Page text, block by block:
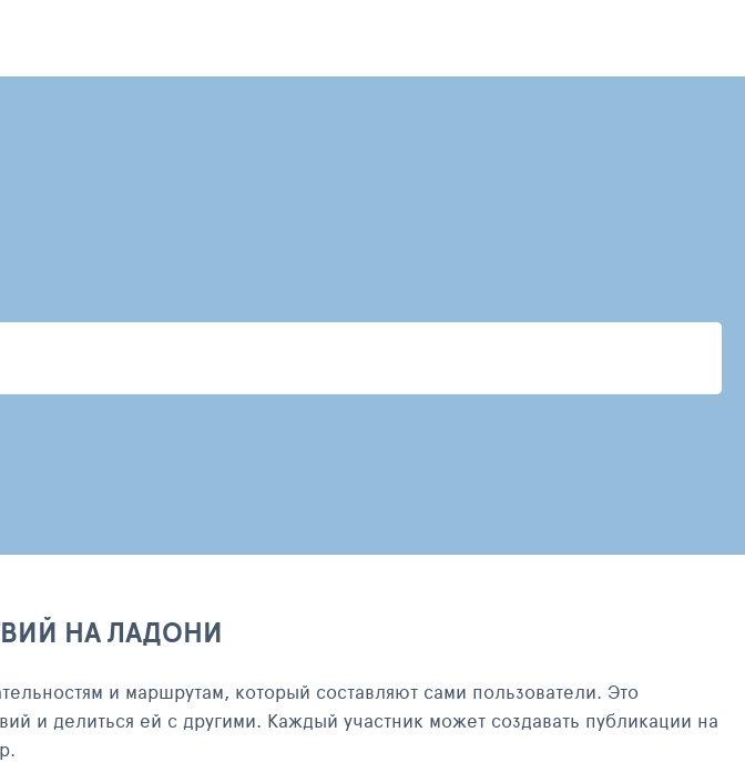
НА ЛАДОНИ
и маршрутам, который составляют сами пользователи. Это
и делиться ей с другими. Каждый участник может создавать публикации на